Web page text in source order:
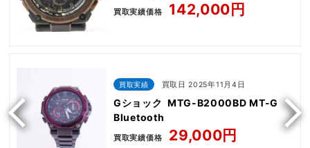
買取実績価格 142,000円
買取実績 買取日 2025年11月4日
Gショック MTG-B2000BD MT-G
Bluetooth
買取実績価格 29,000円